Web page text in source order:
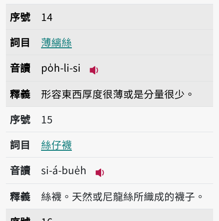
序號14薄縭絲
序號
14
詞目
薄縭絲
音讀
po̍h-li-si
釋義
形容東西厚度很薄或是分量很少。
序號15絲仔襪
序號
15
詞目
絲仔襪
音讀
si-á-bue̍h
播放音讀si-á-bue̍h
釋義
絲襪。天然或尼龍絲所織成的襪子。
序號16筍絲